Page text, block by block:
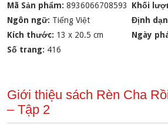
Mã Sản phẩm:8936066708593 Khối
Ngôn ngữ: Tiếng Việt Định
Kích thước: 13 x 20.5 cm Ngày
Số trang: 416
Giới thiệu sách Rèn Cha
– Tập 2